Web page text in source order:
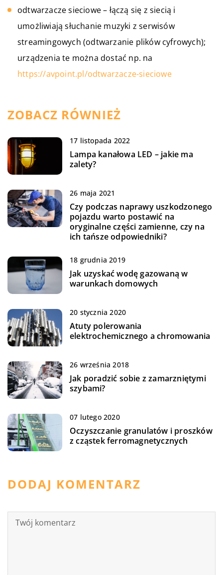
odtwarzacze sieciowe – łączą się z siecią i
umożliwiają słuchanie muzyki z serwisów
streamingowych (odtwarzanie plików cyfrowych);
urządzenia te można dostać np. na
https://avpoint.pl/odtwarzacze-sieciowe
ZOBACZ RÓWNIEŻ
17 listopada 2022
Lampa kanałowa LED – jakie ma
zalety?
26 maja 2021
Czy podczas naprawy uszkodzonego
pojazdu warto postawić na
oryginalne części zamienne, czy na
ich tańsze odpowiedniki?
18 grudnia 2019
Jak uzyskać wodę gazowaną w
warunkach domowych
20 stycznia 2020
Atuty polerowania
elektrochemicznego a chromowania
26 września 2018
Jak poradzić sobie z zamarzniętymi
szybami?
07 lutego 2020
Oczyszczanie granulatów i proszków
z cząstek ferromagnetycznych
DODAJ KOMENTARZ